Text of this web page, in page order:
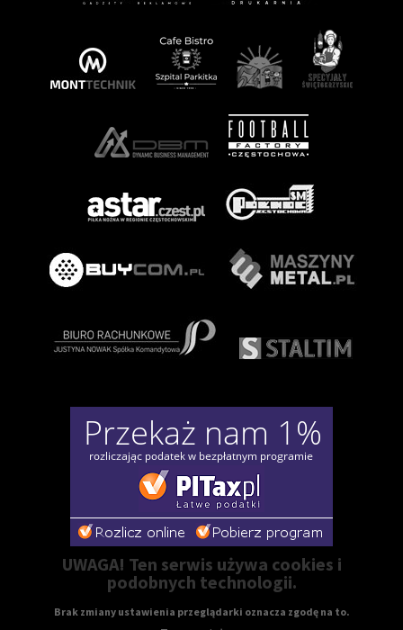
UWAGA! Ten serwis używa cookies i
podobnych technologii.
Brak zmiany ustawienia przeglądarki oznacza zgodę na to.